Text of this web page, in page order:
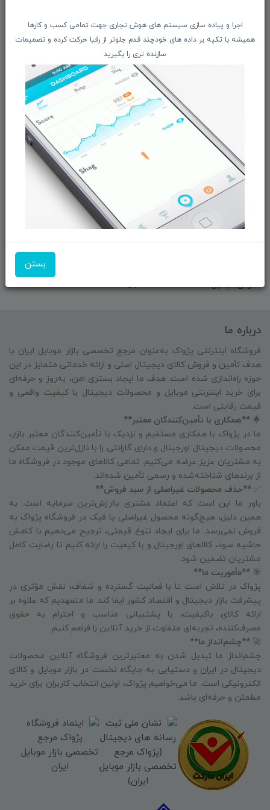
اجرا و پیاده سازی سیستم های هوش تجاری جهت تمامی کسب و کارها
همیشه با تکیه بر داده های خودچند قدم جلوتر از رقبا حرکت کرده و تصمیمات
سازنده تری را بگیرید
بستن
پیگیری مرسوله پستی
از تخفیف‌ها و جدیدترین‌های فروشگاه ما باخبر شوید:
ثبت‌نام
ما را در شبکه‌های اجتماعی دنبال کنید:
بازرگانی و فروش محصولات MSI ماتریکس - جناب آقای
مهندس باقری
آدرس ایمیل: info@pezhvakstore.ir
درباره ما
فروشگاه اینترنتی پژواک به‌عنوان مرجع تخصصی بازار موبایل ایران با
هدف تأمین و فروش کالای دیجیتال اصلی و ارائه خدماتی متمایز در این
حوزه راه‌اندازی شده است. هدف ما ایجاد بستری امن، به‌روز و حرفه‌ای
برای خرید اینترنتی موبایل و محصولات دیجیتال با کیفیت واقعی و
قیمت رقابتی است.
🌟 **همکاری با تأمین‌کنندگان معتبر**
ما در پژواک با همکاری مستقیم و نزدیک با تأمین‌کنندگان معتبر بازار،
محصولات دیجیتال اورجینال و دارای گارانتی را با نازل‌ترین قیمت ممکن
به مشتریان عزیز عرضه می‌کنیم. تمامی کالاهای موجود در فروشگاه ما
از برندهای شناخته‌شده و رسمی تأمین شده‌اند.
✅ **حذف محصولات غیراصلی از سبد فروش**
باور ما این است که اعتماد مشتری باارزش‌ترین سرمایه است. به
همین دلیل، هیچ‌گونه محصول غیراصلی یا فیک در فروشگاه پژواک به
فروش نمی‌رسد. ما برای ایجاد تنوع قیمتی، ترجیح می‌دهیم با کاهش
حاشیه سود، کالاهای اورجینال و با کیفیت را ارائه کنیم تا رضایت کامل
مشتریان تضمین شود.
🎯 **مأموریت ما**
پژواک در تلاش است تا با فعالیت گسترده و شفاف، نقش مؤثری در
پیشرفت بازار دیجیتال و اقتصاد کشور ایفا کند. ما متعهدیم که علاوه بر
ارائه کالای باکیفیت، با پشتیبانی مناسب و احترام به حقوق
مصرف‌کننده، تجربه‌ای متفاوت از خرید آنلاین را فراهم کنیم.
🚀 **چشم‌انداز ما**
چشم‌انداز ما تبدیل شدن به معتبرترین فروشگاه آنلاین محصولات
دیجیتال در ایران و دستیابی به جایگاه نخست در بازار موبایل و کالای
الکترونیکی است. ما می‌خواهیم پژواک، اولین انتخاب کاربران برای خرید
مطمئن و حرفه‌ای باشد.